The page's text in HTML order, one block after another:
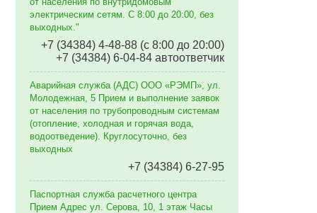
электрическим сетям. C 8:00 до 20:00, без
выходных."
+7 (34384) 4-48-88 (с 8:00 до 20:00)
+7 (34384) 6-04-84 автоответчик
Аварийная служба (АДС) ООО «РЭМП», ул.
Молодежная, 5 Прием и выполнение заявок
от населения по трубопроводным системам
(отопление, холодная и горячая вода,
водоотведение). Круглосуточно, без
выходных
+7 (34384) 6-27-95
Паспортная служба расчетного центра
Прием Адрес ул. Серова, 10, 1 этаж Часы